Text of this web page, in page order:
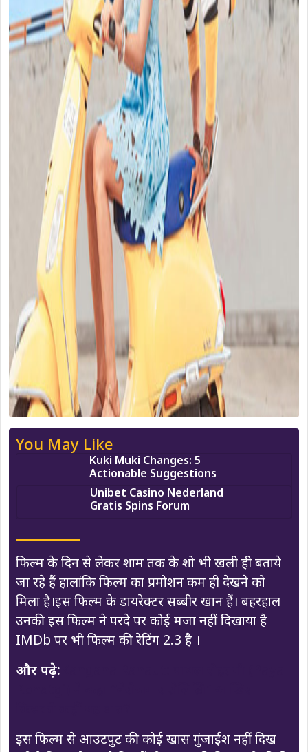
You May Like
Kuki Muki Changes: 5
Actionable Suggestions
Unibet Casino Nederland
Gratis Spins Forum
फिल्म के दिन से लेकर शाम तक के शो भी खली ही बताये
जा रहे हैं हालांकि फिल्म का प्रमोशन कम ही देखने को
मिला है।इस फिल्म के डायरेक्टर सब्बीर खान हैं। बहरहाल
उनकी इस फिल्म ने परदे पर कोई मजा नहीं दिखाया है
IMDb पर भी फिल्म की रेटिंग 2.3 है ।
और पढ़े:
इस फिल्म से आउटपुट की कोई खास गुंजाईश नहीं दिख